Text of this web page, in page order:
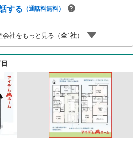
て■□■□物件選びの前にローンの話が聞きた
タッフ一同、お客様の住まい探しを全力
頂きます。お気軽にお問合せ下さい！
する （通話料無料）
会社をもっと見る（全1社）